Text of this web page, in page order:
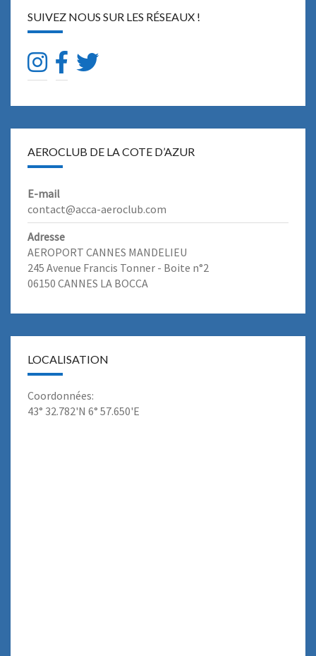
SUIVEZ NOUS SUR LES RÉSEAUX !
AEROCLUB DE LA COTE D’AZUR
E-mail
contact@acca-aeroclub.com
Adresse
AEROPORT CANNES MANDELIEU
245 Avenue Francis Tonner - Boite n°2
06150 CANNES LA BOCCA
LOCALISATION
Coordonnées:
43° 32.782'N 6° 57.650'E